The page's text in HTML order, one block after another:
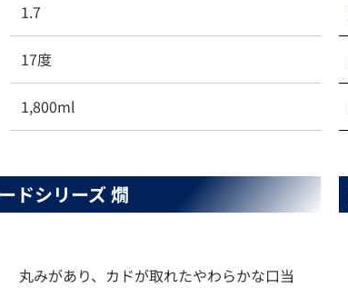
1.7
17度
1,800ml
ドシリーズ 燗
丸みがあり、カドが取れたやわらかな口当